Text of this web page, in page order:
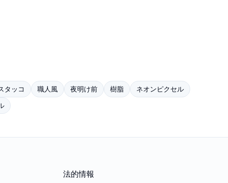
タッコ 職人風 夜明け前 樹脂
ネオンピクセル
法的情報